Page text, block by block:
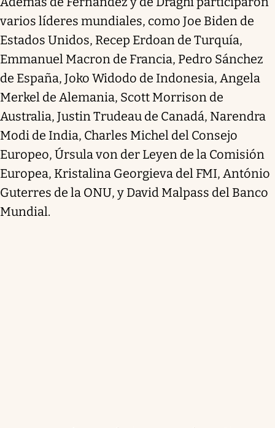
varios líderes mundiales, como Joe Biden de
Estados Unidos, Recep Erdoan de Turquía,
Emmanuel Macron de Francia, Pedro Sánchez
de España, Joko Widodo de Indonesia, Angela
Merkel de Alemania, Scott Morrison de
Australia, Justin Trudeau de Canadá, Narendra
Modi de India, Charles Michel del Consejo
Europeo, Úrsula von der Leyen de la Comisión
Europea, Kristalina Georgieva del FMI, António
Guterres de la ONU, y David Malpass del Banco
Mundial.